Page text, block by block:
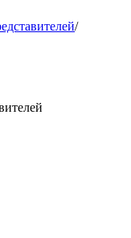
/